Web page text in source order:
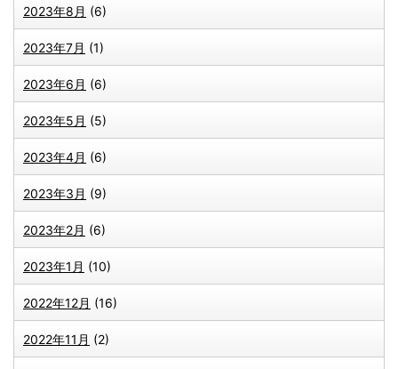
2023年8月 (6)
2023年7月 (1)
2023年6月 (6)
2023年5月 (5)
2023年4月 (6)
2023年3月 (9)
2023年2月 (6)
2023年1月 (10)
2022年12月 (16)
2022年11月 (2)